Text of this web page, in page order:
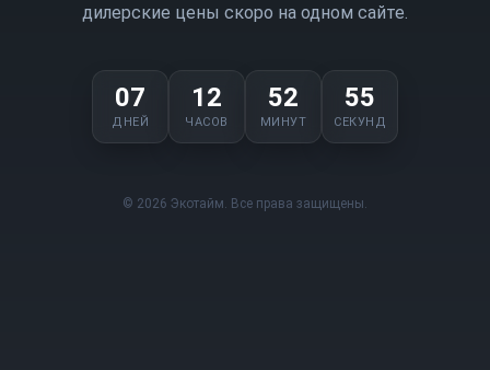
дилерские цены скоро на одном сайте.
07
ДНЕЙ
12
ЧАСОВ
52
МИНУТ
55
СЕКУНД
© 2026 Экотайм. Все права защищены.